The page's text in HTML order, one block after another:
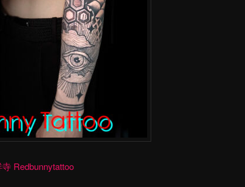
Redbunnytattoo